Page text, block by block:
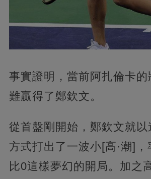
事實證明，當前阿扎倫卡的
難贏得了鄭欽文。
從首盤剛開始，鄭欽文就以
方式打出了一波小[高·潮]
比0這樣夢幻的開局。加之